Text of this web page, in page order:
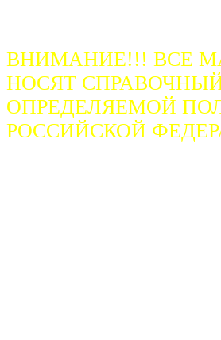
ВНИМАНИЕ!!! ВСЕ
НОСЯТ
ОПРЕДЕЛЯЕМОЙ
РОССИЙСКОЙ